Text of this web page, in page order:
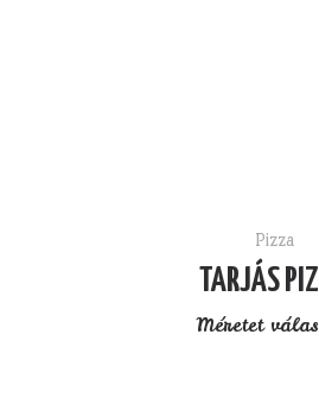
Pizza
TARJÁS
Méretet